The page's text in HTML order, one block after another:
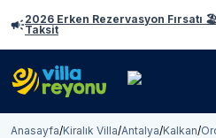
2026 Erken Rezervasyon Fırsatı
Taksit
Anasayfa/Kiralık Villa/Antalya/Kalkan/